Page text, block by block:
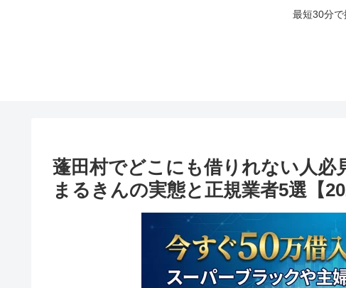
最短30分で
蓬田村でどこにも借りれない人必
まるきんの実態と正規業者5選【